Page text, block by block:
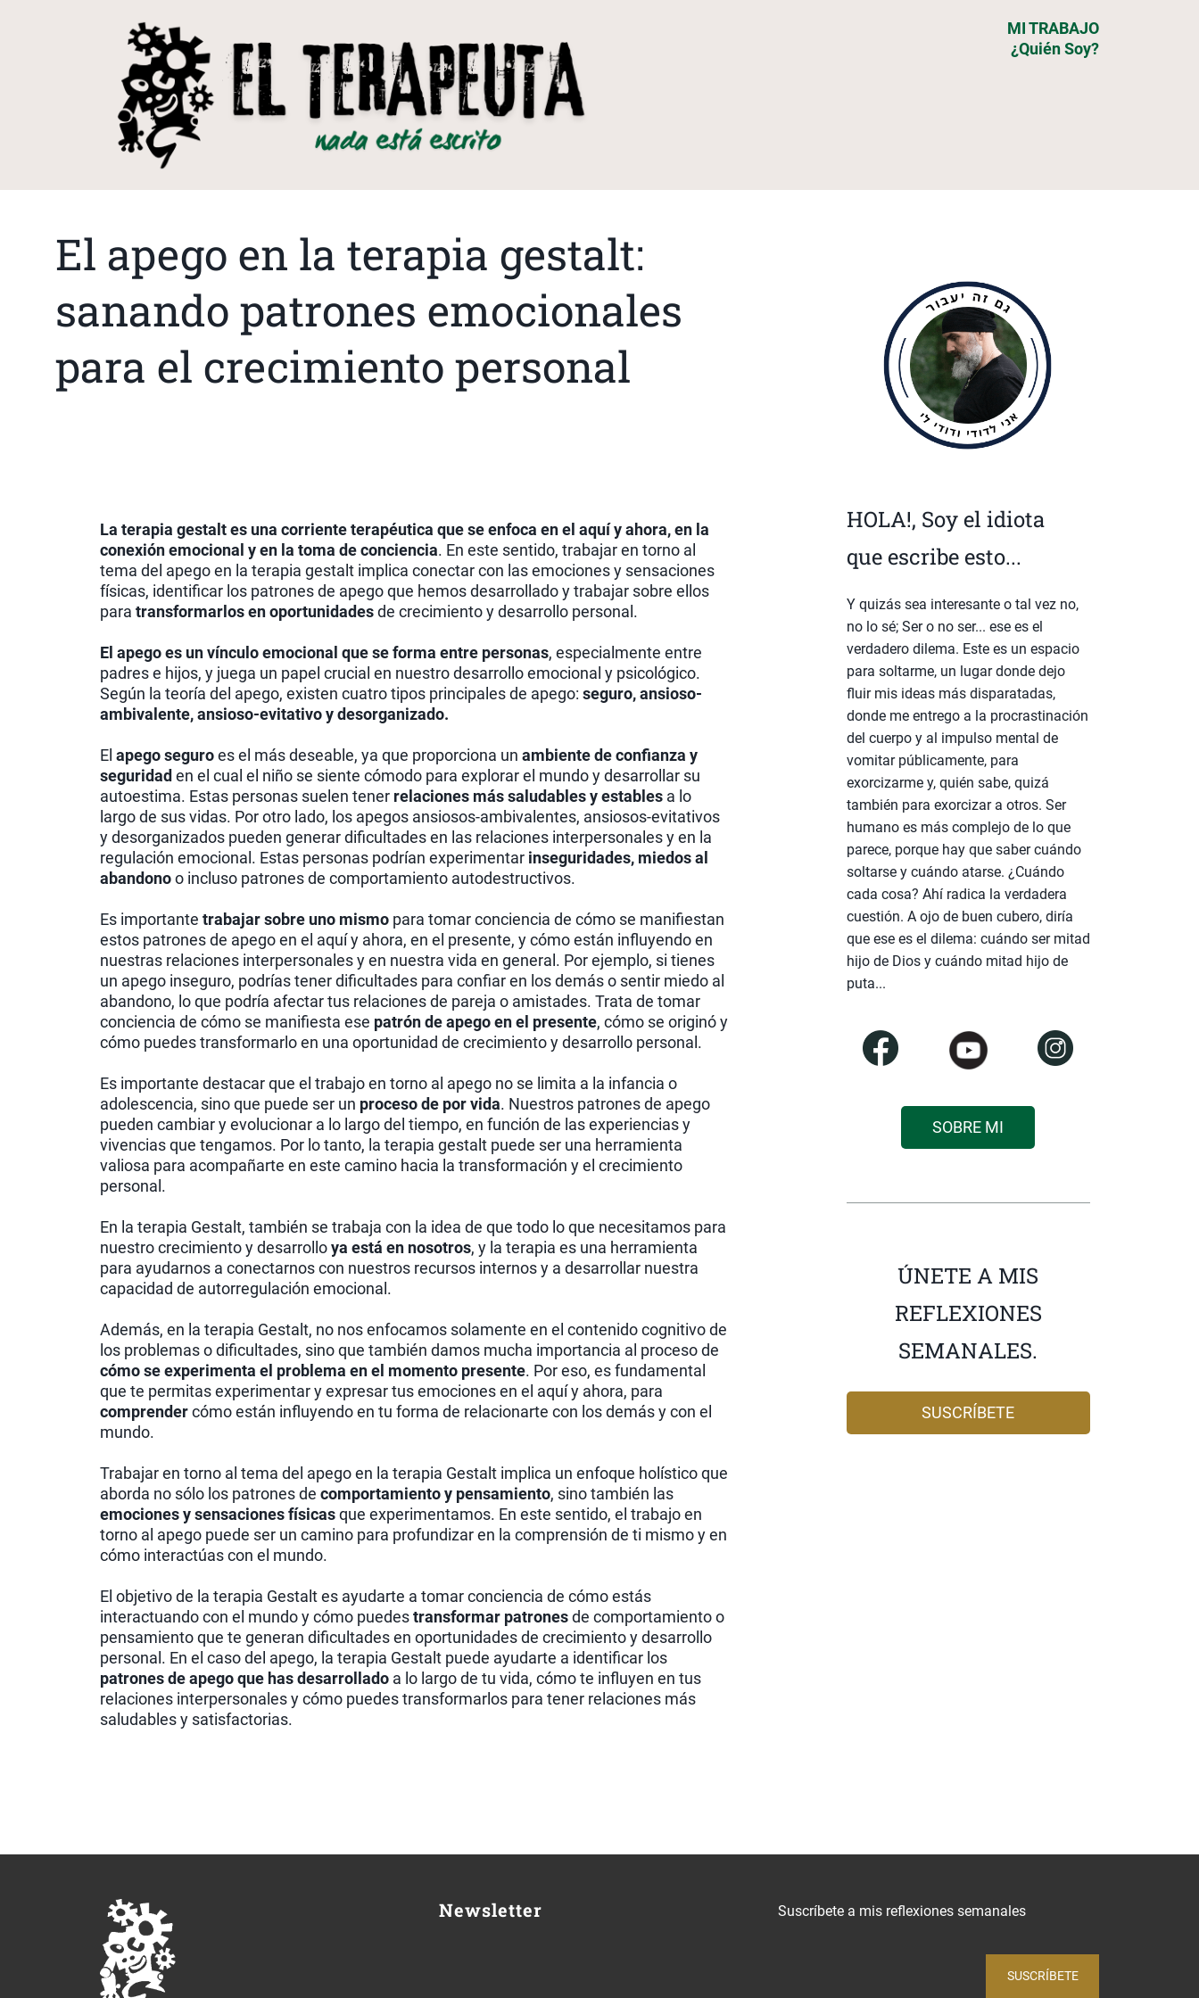
MI TRABAJO
¿Quién Soy?
El apego en la terapia gestalt:
sanando patrones emocionales
para el crecimiento personal
La terapia gestalt es una corriente terapéutica que se enfoca en el aquí y ahora, en la
conexión emocional y en la toma de conciencia. En este sentido, trabajar en torno al
tema del apego en la terapia gestalt implica conectar con las emociones y sensaciones
físicas, identificar los patrones de apego que hemos desarrollado y trabajar sobre ellos
para transformarlos en oportunidadesde crecimiento y desarrollo personal.
El apego es un vínculo emocional que se forma entre personas, especialmente entre
padres e hijos, y juega un papel crucial en nuestro desarrollo emocional y psicológico.
Según la teoría del apego, existen cuatro tipos principales de apego: seguro, ansioso-
ambivalente, ansioso-evitativo y desorganizado.
El apego seguroes el más deseable, ya que proporciona un ambiente de confianza y
seguridad en el cual el niño se siente cómodo para explorar el mundo y desarrollar su
autoestima. Estas personas suelen tener relaciones más saludables y estables a lo
largo de sus vidas. Por otro lado, los apegos ansiosos-ambivalentes, ansiosos-evitativos
y desorganizados pueden generar dificultades en las relaciones interpersonales y en la
regulación emocional. Estas personas podrían experimentar inseguridades, miedos al
abandonoo incluso patrones de comportamiento autodestructivos.
Es importante trabajar sobre uno mismo para tomar conciencia de cómo se manifiestan
estos patrones de apego en el aquí y ahora, en el presente, y cómo están influyendo en
nuestras relaciones interpersonales y en nuestra vida en general. Por ejemplo, si tienes
un apego inseguro, podrías tener dificultades para confiar en los demás o sentir miedo al
abandono, lo que podría afectar tus relaciones de pareja o amistades. Trata de tomar
conciencia de cómo se manifiesta ese patrón de apego en el presente, cómo se originó y
cómo puedes transformarlo en una oportunidad de crecimiento y desarrollo personal.
Es importante destacar que el trabajo en torno al apego no se limita a la infancia o
adolescencia, sino que puede ser un proceso de por vida. Nuestros patrones de apego
pueden cambiar y evolucionar a lo largo del tiempo, en función de las experiencias y
vivencias que tengamos. Por lo tanto, la terapia gestalt puede ser una herramienta
valiosa para acompañarte en este camino hacia la transformación y el crecimiento
personal.
En la terapia Gestalt, también se trabaja con la idea de que todo lo que necesitamos para
nuestro crecimiento y desarrolloya está en nosotros, y la terapia es una herramienta
para ayudarnos a conectarnos con nuestros recursos internos y a desarrollar nuestra
capacidad de autorregulación emocional.
Además, en la terapia Gestalt, no nos enfocamos solamente en el contenido cognitivo de
los problemas o dificultades, sino que también damos mucha importancia al proceso de
cómo se experimenta el problema en el momento presente. Por eso, es fundamental
que te permitas experimentar y expresar tus emociones en el aquí y ahora, para
comprendercómo están influyendo en tu forma de relacionarte con los demás y con el
mundo.
Trabajar en torno al tema del apego en la terapia Gestalt implica un enfoque holístico que
aborda no sólo los patrones de comportamiento y pensamiento, sino también las
emociones y sensaciones físicasque experimentamos. En este sentido, el trabajo en
torno al apego puede ser un camino para profundizar en la comprensión de ti mismo y en
cómo interactúas con el mundo.
El objetivo de la terapia Gestalt es ayudarte a tomar conciencia de cómo estás
interactuando con el mundo y cómo puedestransformar patronesde comportamiento o
pensamiento que te generan dificultades en oportunidades de crecimiento y desarrollo
personal. En el caso del apego, la terapia Gestalt puede ayudarte a identificar los
patrones de apego que has desarrollado a lo largo de tu vida, cómo te influyen en tus
relaciones interpersonales y cómo puedes transformarlos para tener relaciones más
saludables y satisfactorias.
HOLA!, Soy el idiota
que escribe esto...
Y quizás sea interesante o tal vez no,
no lo sé; Ser o no ser... ese es el
verdadero dilema. Este es un espacio
para soltarme, un lugar donde dejo
fluir mis ideas más disparatadas,
donde me entrego a la procrastinación
del cuerpo y al impulso mental de
vomitar públicamente, para
exorcizarme y, quién sabe, quizá
también para exorcizar a otros. Ser
humano es más complejo de lo que
parece, porque hay que saber cuándo
soltarse y cuándo atarse. ¿Cuándo
cada cosa? Ahí radica la verdadera
cuestión. A ojo de buen cubero, diría
que ese es el dilema: cuándo ser mitad
hijo de Dios y cuándo mitad hijo de
puta...
SOBRE MI
ÚNETE A MIS
REFLEXIONES
SEMANALES.
SUSCRÍBETE
Newsletter Suscríbete a mis reflexiones semanales
SUSCRÍBETE